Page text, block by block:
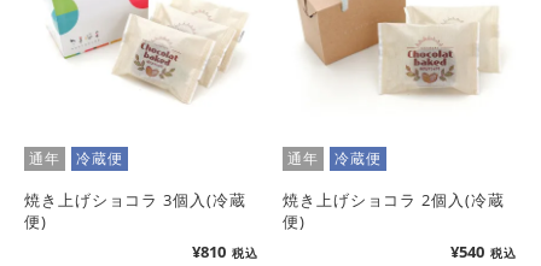
通年 冷蔵便
焼き上げショコラ 3個入(冷蔵
便)
¥810 税込
通年 冷蔵便
焼き上げショコラ 2個入(冷蔵
便)
¥540 税込